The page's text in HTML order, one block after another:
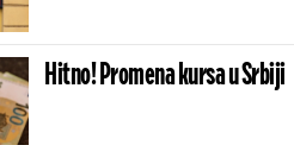
Hitno! Promena kursa u Srbiji